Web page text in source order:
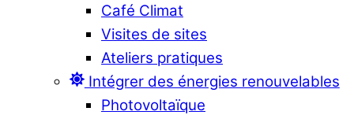
Café Climat
Visites de sites
Ateliers pratiques
Intégrer des énergies renouvelables
Photovoltaïque